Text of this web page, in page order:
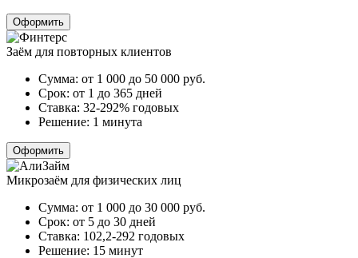
Оформить
Заём для повторных клиентов
Сумма: от 1 000 до 50 000 руб.
Срок: от 1 до 365 дней
Ставка: 32-292% годовых
Решение: 1 минута
Оформить
Микрозаём для физических лиц
Сумма: от 1 000 до 30 000 руб.
Срок: от 5 до 30 дней
Ставка: 102,2-292 годовых
Решение: 15 минут